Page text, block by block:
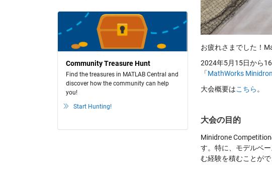
Community Treasure Hunt
Find the treasures in MATLAB Central and
discover how the community can help
you!
Start Hunting!
お疲れさまでした！
2024年5月15日から
「MathWorks
大会概要はこちら。
大会の目的
Minidrone
す。特に、モデルベ
む経験を積むことが